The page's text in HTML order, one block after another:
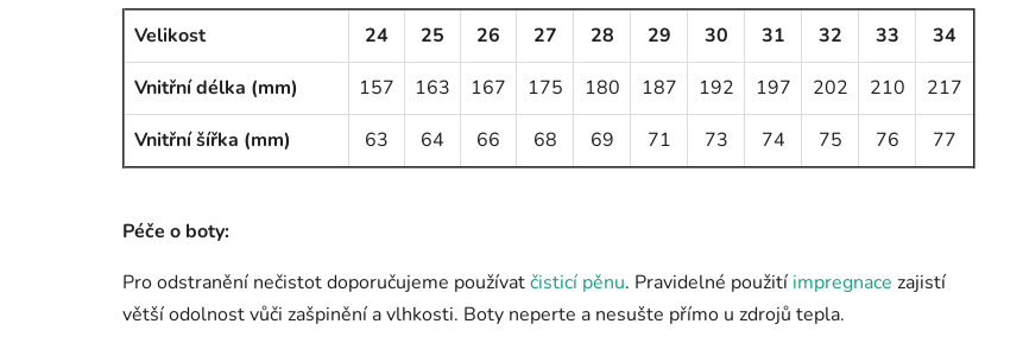
Velikost 24 25 26 27 28 29 30 31 32 33
34
Vnitřní délka (mm)
157 163 167 175 180 187 192 197 202 210
217
Vnitřní šířka (mm)
63 64 66 68 69 71 73 74 75 76 77
Péče o boty:
Pro odstranění nečistot doporučujeme používatčisticí pěnu. Pravidelné použití impregnace zajistí
větší odolnost vůči zašpinění a vlhkosti. Boty neperte a nesušte přímo u zdrojů tepla.